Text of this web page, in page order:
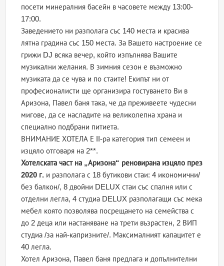
посети минералния басейн в часовете между 13:00-
17:00.
Заведението ни разполага със 140 места и красива
лятна градина със 150 места. За Вашето настроение се
грижи DJ всяка вечер, който изпълнява Вашите
музикални желания. В зимния сезон е възможно
музиката да се чува и по стаите! Екипът ни от
професионалисти ще организира гостуването Ви в
Аризона, Павел баня така, че да преживеете чудесни
мигове, да се насладите на великолепна храна и
специално подбрани питиета.
ВНИМАНИЕ ХОТЕЛА Е II-ра категория тип семеен и
изцяло отговаря на 2**.
Хотелската част на „Аризона“ реновирана изцяло през
2020 г. и разполага с 18 бутикови стаи: 4 икономични/
без балкон/, 8 двойни DELUX стаи със спалня или с
отделни легла, 4 студиа DELUX разполагащи със мека
мебел която позволява посрещането на семейства с
до 2 деца или настаняване на трети възрастен, 2 ВИП
студиа /за най-капризните/. Максималният капацитет е
40 легла.
Хотел Аризона, Павел баня предлага и допълнителни